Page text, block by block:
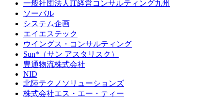
一般社団法人IT経営コンサルティング九州
ソーバル
システム企画
エイエステック
ウイングス・コンサルティング
Sun*（サン アスタリスク）
豊通物流株式会社
NID
北陸テクノソリューションズ
株式会社エス・エー・ティー